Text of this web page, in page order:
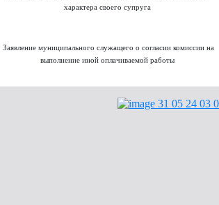
характера своего супруга
Заявление муниципального служащего о согласии комиссии на
выполнение иной оплачиваемой работы